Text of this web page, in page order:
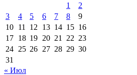
1
2
3
4 5 6 7 8
9
10 11 12 13 14 15 16
17 18 19 20 21 22 23
24 25 26 27 28 29 30
31
« Июл